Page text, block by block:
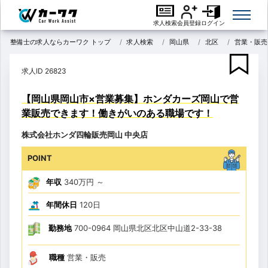
求人検索会員登録ログイン
整備士の求人ならカーワク トップ 求人検索 岡山県 北区 営業・販売
求人ID 26823
【岡山県岡山市×営業募集】ホンダカーズ岡山で営
業販売できます！働きがいのある職場です！
株式会社ホンダ四輪販売岡山 中央店
POINT
年収 340万円 ～
年間休日 120日
勤務地700-0964 岡山県北区北区中山道2-33-38
職種 営業・販売